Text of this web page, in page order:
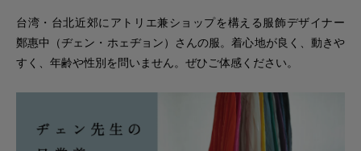
台湾・台北近郊にアトリエ兼ショップを構える服飾デザイナー
鄭惠中（ヂェン・ホェヂョン）さんの服。着心地が良く、動きや
すく、年齢や性別を問いません。ぜひご体感ください。